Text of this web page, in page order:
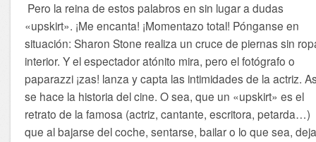
Pero la reina de estos palabros en sin lugar a dudas
«upskirt». ¡Me encanta! ¡Momentazo total! Pónganse en
situación: Sharon Stone realiza un cruce de piernas sin
interior. Y el espectador atónito mira, pero el fotógrafo o
paparazzi ¡zas! lanza y capta las intimidades de la actriz.
se hace la historia del cine. O sea, que un «upskirt» es el
retrato de la famosa (actriz, cantante, escritora, petarda…)
que al bajarse del coche, sentarse, bailar o lo que sea,